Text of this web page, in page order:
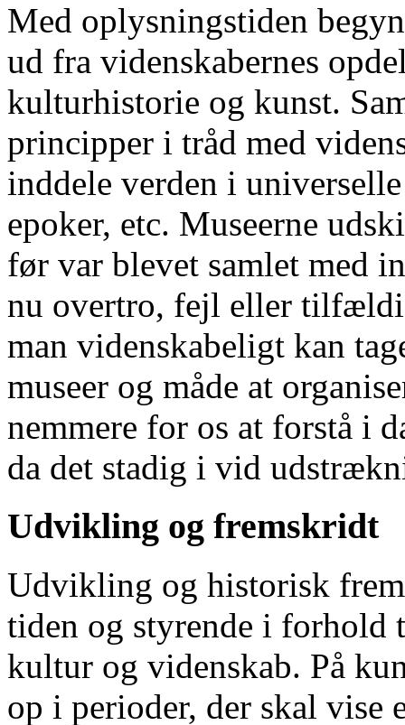
Med oplysningstiden
ud fra videnskabernes
kulturhistorie og kunst.
principper i tråd med
inddele verden i
epoker, etc. Museerne
før var blevet samlet med
nu overtro, fejl eller
man videnskabeligt kan
museer og måde at
nemmere for os at forstå i
da det stadig i vid
Udvikling og fremskridt
Udvikling og historisk
tiden og styrende i
kultur og videnskab. På
op i perioder, der skal